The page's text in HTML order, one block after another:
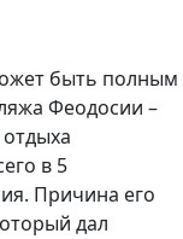
быть полным
Феодосии –
в 5
Причина его
дал